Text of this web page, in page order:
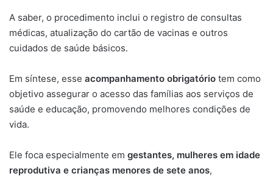
A saber, o procedimento inclui o registro de consultas
médicas, atualização do cartão de vacinas e outros
cuidados de saúde básicos.
Em síntese, esse acompanhamento obrigatório tem como
objetivo assegurar o acesso das famílias aos serviços de
saúde e educação, promovendo melhores condições de
vida.
Ele foca especialmente em gestantes, mulheres em idade
reprodutiva e crianças menores de sete anos,